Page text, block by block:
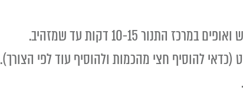
10-15 דקות עד שמזהיב.
להוסיף חצי מהכמות ולהוסיף עוד לפי הצורך).